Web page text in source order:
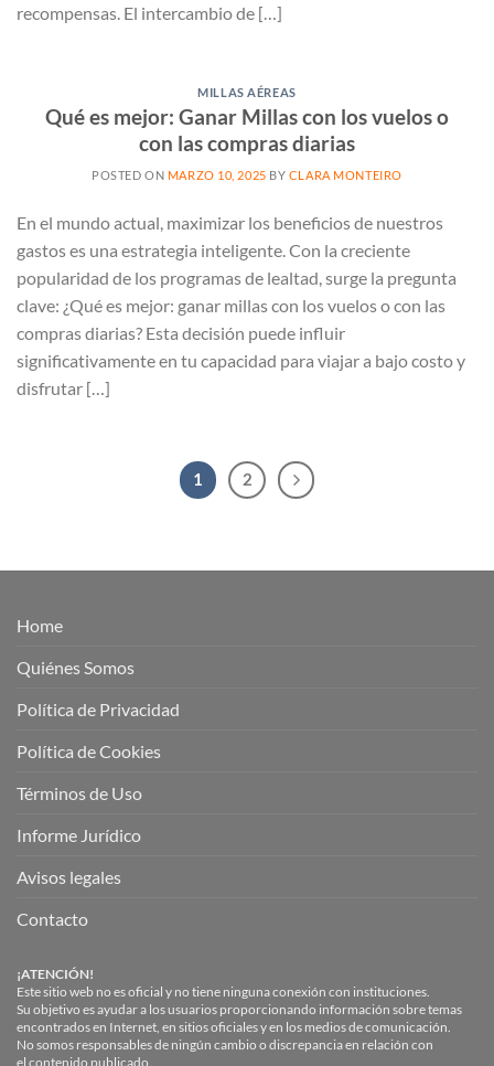
recompensas. El intercambio de […]
MILLAS AÉREAS
Qué es mejor: Ganar Millas con los vuelos o
con las compras diarias
POSTED ON MARZO 10, 2025 BY CLARA MONTEIRO
En el mundo actual, maximizar los beneficios de nuestros
gastos es una estrategia inteligente. Con la creciente
popularidad de los programas de lealtad, surge la pregunta
clave: ¿Qué es mejor: ganar millas con los vuelos o con las
compras diarias? Esta decisión puede influir
significativamente en tu capacidad para viajar a bajo costo y
disfrutar […]
1 2
Home
Quiénes Somos
Política de Privacidad
Política de Cookies
Términos de Uso
Informe Jurídico
Avisos legales
Contacto
¡ATENCIÓN!
Este sitio web no es oficial y no tiene ninguna conexión con instituciones.
Su objetivo es ayudar a los usuarios proporcionando información sobre temas
encontrados en Internet, en sitios oficiales y en los medios de comunicación.
No somos responsables de ningún cambio o discrepancia en relación con
el contenido publicado.